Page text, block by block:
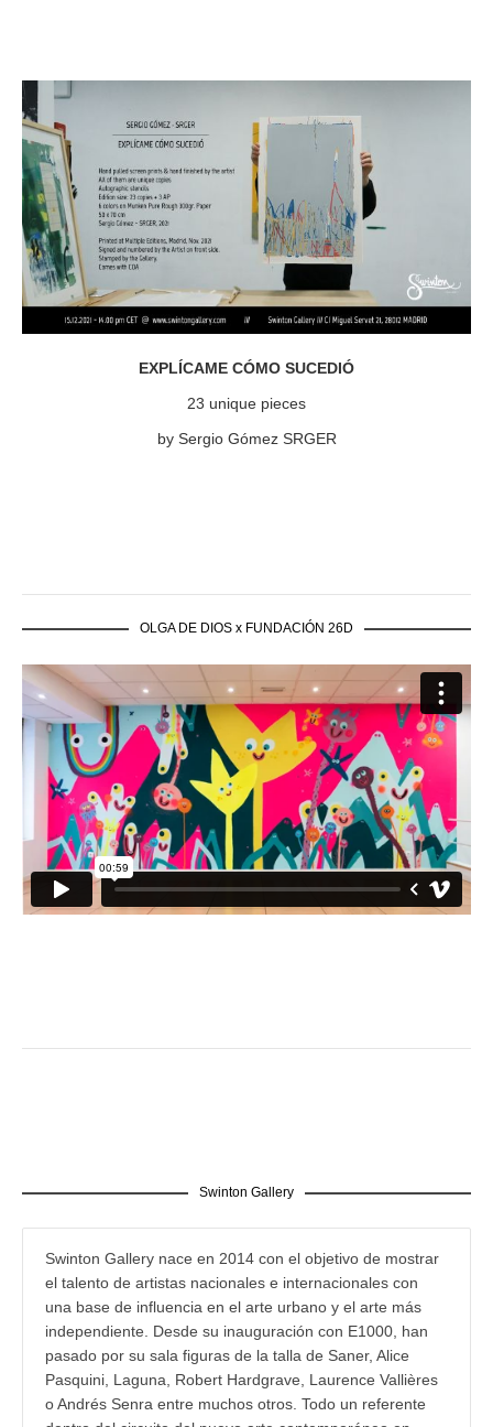
EXPLÍCAME CÓMO SUCEDIÓ
23 unique pieces
by Sergio Gómez SRGER
OLGA DE DIOS x FUNDACIÓN 26D
Swinton Gallery
Swinton Gallery nace en 2014 con el objetivo de mostrar
el talento de artistas nacionales e internacionales con
una base de influencia en el arte urbano y el arte más
independiente. Desde su inauguración con E1000, han
pasado por su sala figuras de la talla de Saner, Alice
Pasquini, Laguna, Robert Hardgrave, Laurence Vallières
o Andrés Senra entre muchos otros. Todo un referente